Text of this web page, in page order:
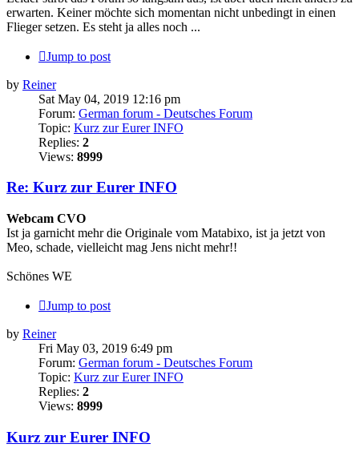
erwarten. Keiner möchte sich momentan nicht unbedingt in einen
Flieger setzen. Es steht ja alles noch ...
Jump to post
by Reiner
Sat May 04, 2019 12:16 pm
Forum: German forum - Deutsches Forum
Topic: Kurz zur Eurer INFO
Replies: 2
Views: 8999
Re: Kurz zur Eurer INFO
Webcam CVO
Ist ja garnicht mehr die Originale vom Matabixo, ist ja jetzt von
Meo, schade, vielleicht mag Jens nicht mehr!!
Schönes WE
Jump to post
by Reiner
Fri May 03, 2019 6:49 pm
Forum: German forum - Deutsches Forum
Topic: Kurz zur Eurer INFO
Replies: 2
Views: 8999
Kurz zur Eurer INFO